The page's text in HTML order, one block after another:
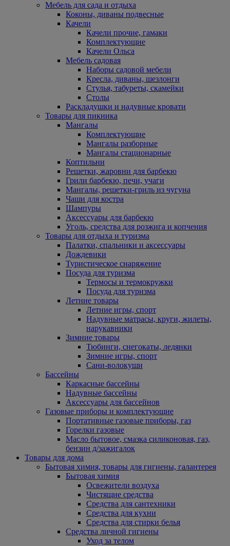
Мебель для сада и отдыха
Коконы, диваны подвесные
Качели
Качели прочие, гамаки
Комплектующие
Качели Ольса
Мебель садовая
Наборы садовой мебели
Кресла, диваны, шезлонги
Стулья, табуреты, скамейки
Столы
Раскладушки и надувные кровати
Товары для пикника
Мангалы
Комплектующие
Мангалы разборные
Мангалы стационарные
Коптильни
Решетки, жаровни для барбекю
Грили барбекю, печи, учаги
Мангалы, решетки-гриль из чугуна
Чаши для костра
Шампуры
Аксессуары для барбекю
Уголь, средства для розжига и копчения
Товары для отдыха и туризма
Палатки, спальники и аксессуары
Дождевики
Туристическое снаряжение
Посуда для туризма
Термосы и термокружки
Посуда для туризма
Летние товары
Летние игры, спорт
Надувные матрасы, круги, жилеты,
нарукавники
Зимние товары
Тюбинги, снегокаты, ледянки
Зимние игры, спорт
Сани-волокуши
Бассейны
Каркасные бассейны
Надувные бассейны
Аксессуары для бассейнов
Газовые приборы и комплектующие
Портативные газовые приборы, газ
Горелки газовые
Масло бытовое, смазка силиконовая, газ,
бензин д/зажигалок
Товары для дома
Бытовая химия, товары для гигиены, галантерея
Бытовая химия
Освежители воздуха
Чистящие средства
Средства для сантехники
Средства для кухни
Средства для стирки белья
Средства личной гигиены
Уход за телом